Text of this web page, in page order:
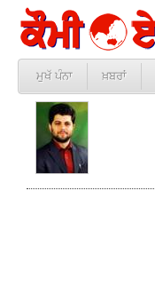
ਮੁਖੱ ਪੰਨਾ ਖ਼ਬਰਾਂ